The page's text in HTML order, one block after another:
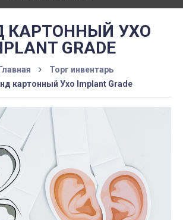
КАРТОННЫЙ УХО
GRADE
Главная
Торг инвентарь
картонный Ухо Implant Grade